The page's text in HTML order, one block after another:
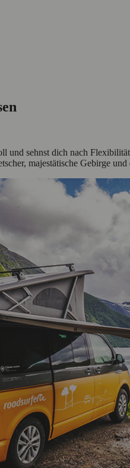
und sehnst dich nach
majestätische Gebirge